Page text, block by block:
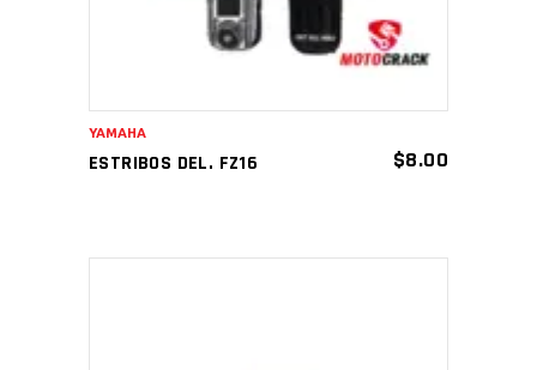
ESTRIBOS DEL. FZ16 $8.00
YAMAHA